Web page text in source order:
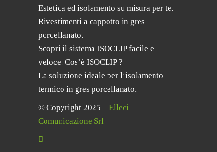
Estetica ed isolamento su misura per te.
Rivestimenti a cappotto in gres
porcellanato.
Scopri il sistema ISOCLIP facile e
veloce. Cos’è ISOCLIP ?
La soluzione ideale per l’isolamento
termico in gres porcellanato.
© Copyright 2025 – Elleci
Comunicazione Srl